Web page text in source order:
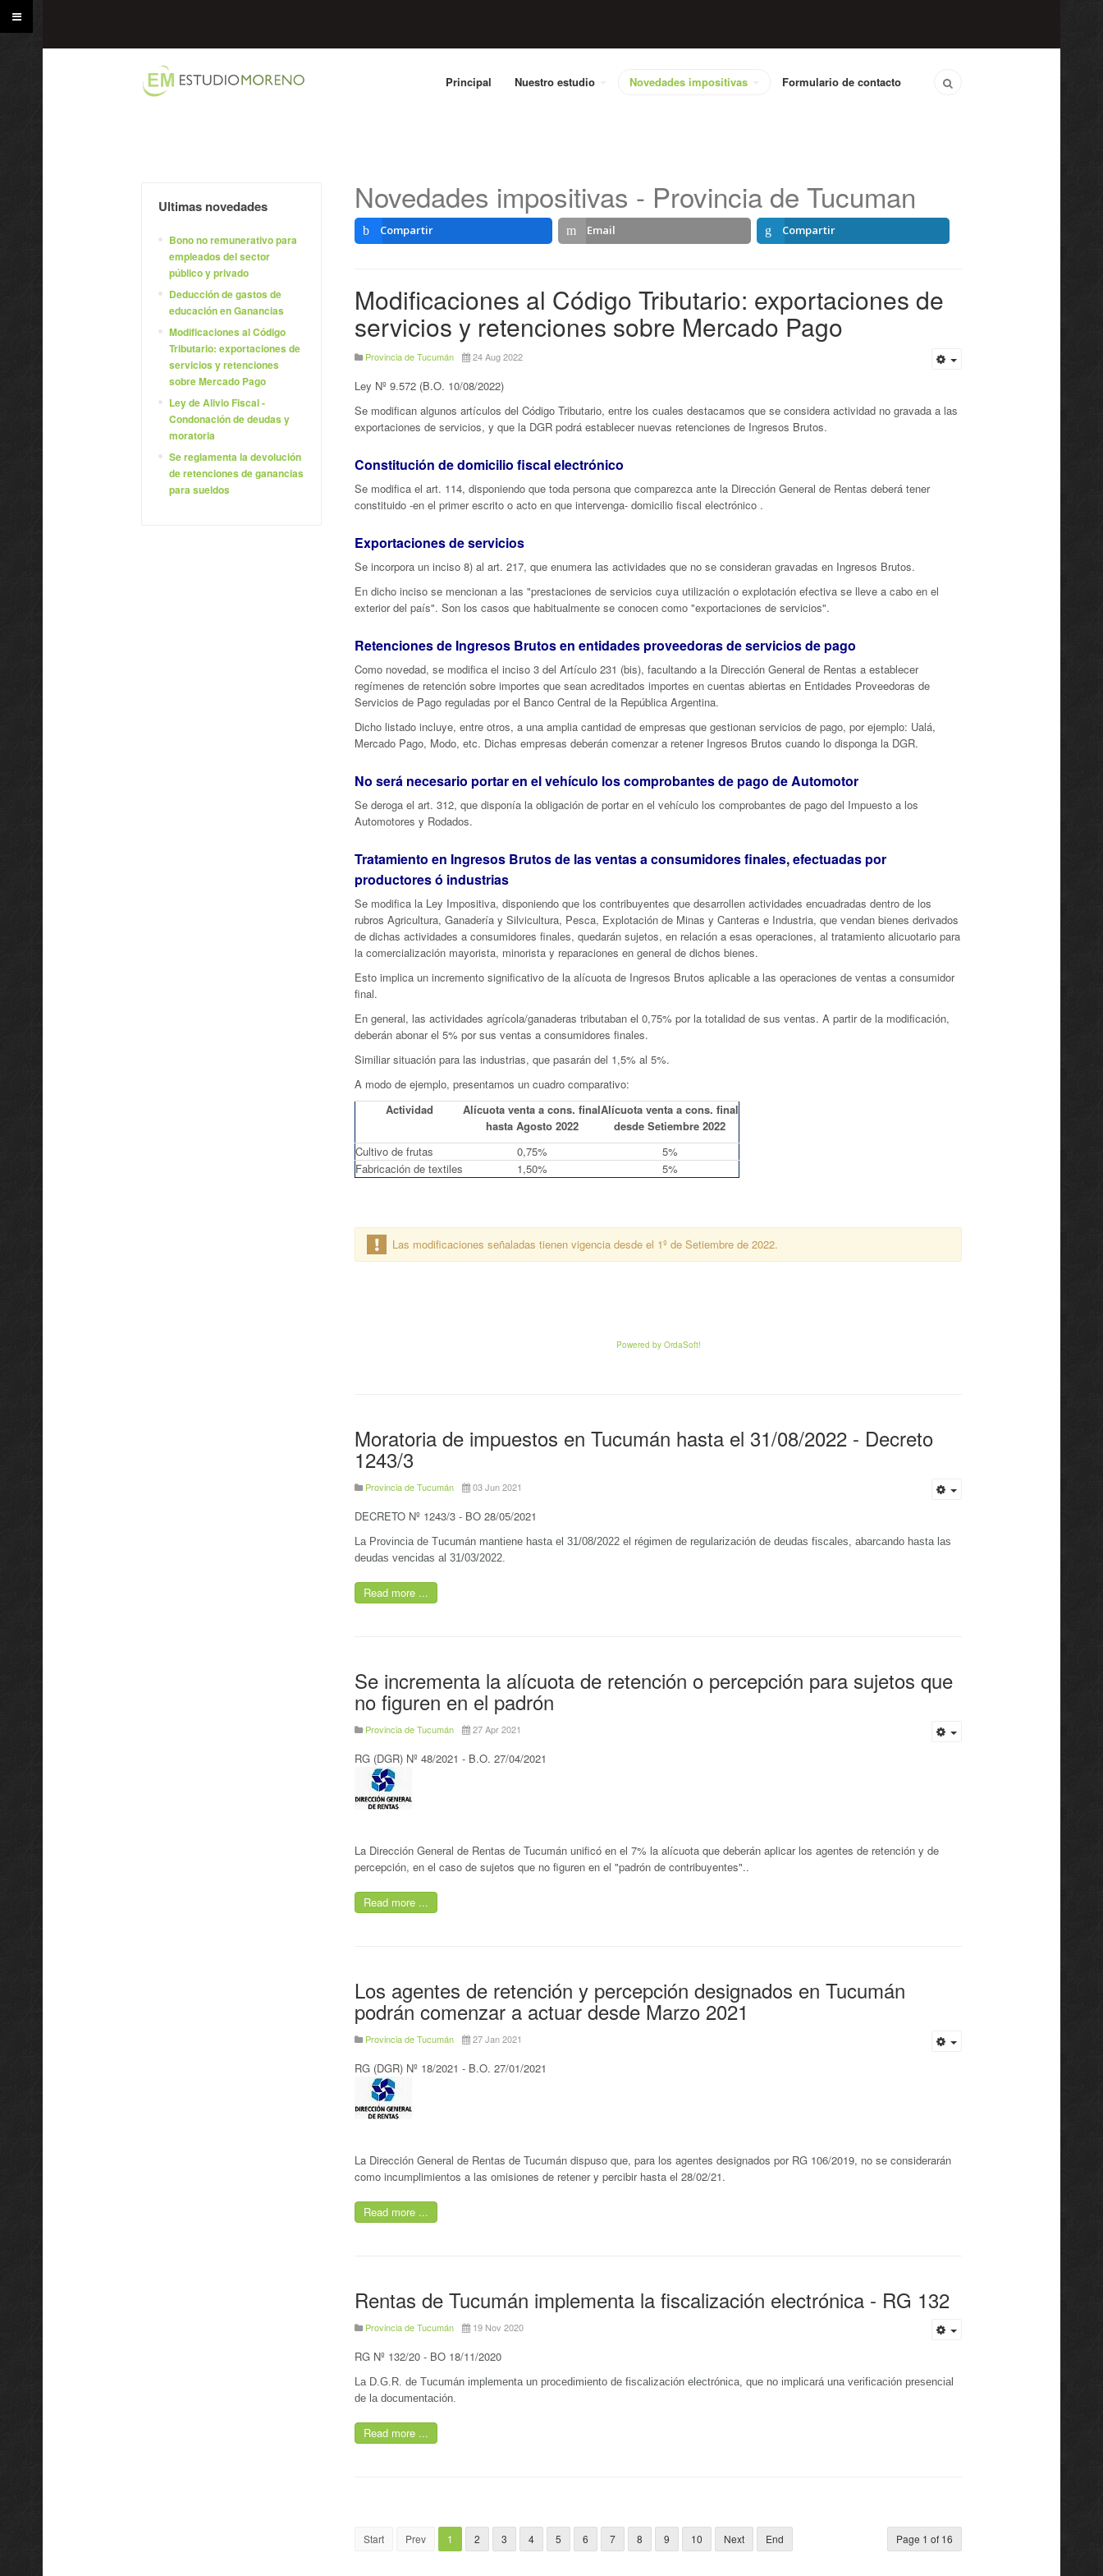
Principal Nuestro estudio Novedades impositivas Formulario de contacto
Novedades impositivas - Provincia de Tucuman
Compartir Email Compartir
Modificaciones al Código Tributario: exportaciones de
servicios y retenciones sobre Mercado Pago
Provincia de Tucumán 24 Aug 2022
Ley Nº 9.572 (B.O. 10/08/2022)
Se modifican algunos artículos del Código Tributario, entre los cuales destacamos que se considera actividad no gravada a las
exportaciones de servicios, y que la DGR podrá establecer nuevas retenciones de Ingresos Brutos.
Constitución de domicilio fiscal electrónico
Se modifica el art. 114, disponiendo que toda persona que comparezca ante la Dirección General de Rentas deberá tener
constituido -en el primer escrito o acto en que intervenga- domicilio fiscal electrónico .
Exportaciones de servicios
Se incorpora un inciso 8) al art. 217, que enumera las actividades que no se consideran gravadas en Ingresos Brutos.
En dicho inciso se mencionan a las "prestaciones de servicios cuya utilización o explotación efectiva se lleve a cabo en el
exterior del país". Son los casos que habitualmente se conocen como "exportaciones de servicios".
Retenciones de Ingresos Brutos en entidades proveedoras de servicios de pago
Como novedad, se modifica el inciso 3 del Artículo 231 (bis), facultando a la Dirección General de Rentas a establecer
regímenes de retención sobre importes que sean acreditados importes en cuentas abiertas en Entidades Proveedoras de
Servicios de Pago reguladas por el Banco Central de la República Argentina.
Dicho listado incluye, entre otros, a una amplia cantidad de empresas que gestionan servicios de pago, por ejemplo: Ualá,
Mercado Pago, Modo, etc. Dichas empresas deberán comenzar a retener Ingresos Brutos cuando lo disponga la DGR.
No será necesario portar en el vehículo los comprobantes de pago de Automotor
Se deroga el art. 312, que disponía la obligación de portar en el vehículo los comprobantes de pago del Impuesto a los
Automotores y Rodados.
Tratamiento en Ingresos Brutos de las ventas a consumidores finales, efectuadas por
productores ó industrias
Se modifica la Ley Impositiva, disponiendo que los contribuyentes que desarrollen actividades encuadradas dentro de los
rubros Agricultura, Ganadería y Silvicultura, Pesca, Explotación de Minas y Canteras e Industria, que vendan bienes derivados
de dichas actividades a consumidores finales, quedarán sujetos, en relación a esas operaciones, al tratamiento alicuotario para
la comercialización mayorista, minorista y reparaciones en general de dichos bienes.
Esto implica un incremento significativo de la alícuota de Ingresos Brutos aplicable a las operaciones de ventas a consumidor
final.
En general, las actividades agrícola/ganaderas tributaban el 0,75% por la totalidad de sus ventas. A partir de la modificación,
deberán abonar el 5% por sus ventas a consumidores finales.
Similiar situación para las industrias, que pasarán del 1,5% al 5%.
A modo de ejemplo, presentamos un cuadro comparativo:
Actividad
Alícuota venta a cons. final
hasta Agosto 2022
Alícuota venta a cons. final
desde Setiembre 2022
Cultivo de frutas
0,75%
5%
Fabricación de textiles
1,50% 5%
Las modificaciones señaladas tienen vigencia desde el 1º de Setiembre de 2022.
Powered by OrdaSoft!
Moratoria de impuestos en Tucumán hasta el 31/08/2022 - Decreto
1243/3
Provincia de Tucumán 03 Jun 2021
DECRETO Nº 1243/3 - BO 28/05/2021
La Provincia de Tucumán mantiene hasta el 31/08/2022 el régimen de regularización de deudas fiscales, abarcando hasta las
deudas vencidas al 31/03/2022.
Read more ...
Se incrementa la alícuota de retención o percepción para sujetos que
no figuren en el padrón
Provincia de Tucumán 27 Apr 2021
RG (DGR) Nº 48/2021 - B.O. 27/04/2021
La Dirección General de Rentas de Tucumán unificó en el 7% la alícuota que deberán aplicar los agentes de retención y de
percepción, en el caso de sujetos que no figuren en el "padrón de contribuyentes"..
Read more ...
Los agentes de retención y percepción designados en Tucumán
podrán comenzar a actuar desde Marzo 2021
Provincia de Tucumán 27 Jan 2021
RG (DGR) Nº 18/2021 - B.O. 27/01/2021
La Dirección General de Rentas de Tucumán dispuso que, para los agentes designados por RG 106/2019, no se considerarán
como incumplimientos a las omisiones de retener y percibir hasta el 28/02/21.
Read more ...
Rentas de Tucumán implementa la fiscalización electrónica - RG 132
Provincia de Tucumán 19 Nov 2020
RG Nº 132/20 - BO 18/11/2020
La D.G.R. de Tucumán implementa un procedimiento de fiscalización electrónica, que no implicará una verificación presencial
de la documentación.
Read more ...
Page 1 of 16
Start Prev 1 2 3 4 5 6 7 8 9 10 Next End
Ultimas novedades
Bono no remunerativo para
empleados del sector
público y privado
Deducción de gastos de
educación en Ganancias
Modificaciones al Código
Tributario: exportaciones de
servicios y retenciones
sobre Mercado Pago
Ley de Alivio Fiscal -
Condonación de deudas y
moratoria
Se reglamenta la devolución
de retenciones de ganancias
para sueldos